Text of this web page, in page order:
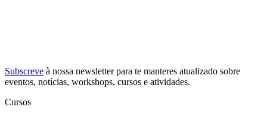
Subscreve à nossa newsletterpara te manteres atualizado sobre
eventos, notícias, workshops, cursos e atividades.
Cursos